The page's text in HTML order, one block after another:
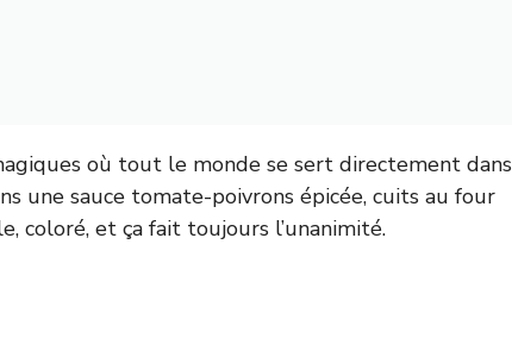
où tout le monde se sert directement dans
une sauce tomate-poivrons épicée, cuits au four
coloré, et ça fait toujours l’unanimité.